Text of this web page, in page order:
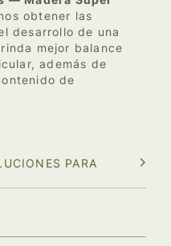
obtener las
desarrollo de una
mejor balance
además de
de
PARA